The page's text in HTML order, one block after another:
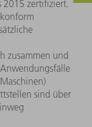
2015 zertifiziert.
zusammen und
sind über